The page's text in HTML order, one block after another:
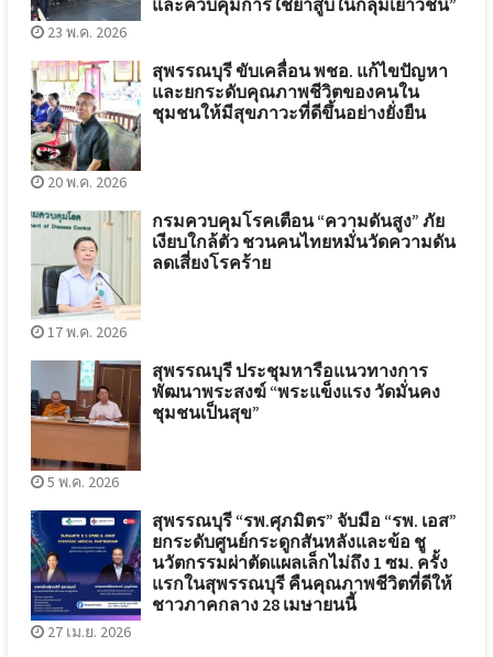
23 พ.ค. 2026
สุพรรณบุรี ขับเคลื่อน พชอ. แก้ไขปัญหา
และยกระดับคุณภาพชีวิตของคนใน
ชุมชนให้มีสุขภาวะที่ดีขึ้นอย่างยั่งยืน
20 พ.ค. 2026
กรมควบคุมโรคเตือน “ความดันสูง” ภัย
เงียบใกล้ตัว ชวนคนไทยหมั่นวัดความดัน
ลดเสี่ยงโรคร้าย
17 พ.ค. 2026
สุพรรณบุรี ประชุมหารือแนวทางการ
พัฒนาพระสงฆ์ “พระแข็งแรง วัดมั่นคง
ชุมชนเป็นสุข”
5 พ.ค. 2026
สุพรรณบุรี “รพ.ศุภมิตร” จับมือ “รพ. เอส”
ยกระดับศูนย์กระดูกสันหลังและข้อ ชู
นวัตกรรมผ่าตัดแผลเล็กไม่ถึง 1 ซม. ครั้ง
แรกในสุพรรณบุรี คืนคุณภาพชีวิตที่ดีให้
ชาวภาคกลาง 28 เมษายนนี้
27 เม.ย. 2026